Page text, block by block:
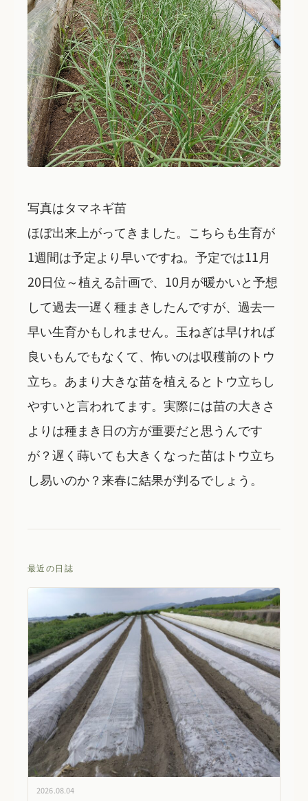
写真はタマネギ苗
ほぼ出来上がってきました。こちらも生育が
1週間は予定より早いですね。予定では11月
20日位～植える計画で、10月が暖かいと予想
して過去一遅く種まきしたんですが、過去一
早い生育かもしれません。玉ねぎは早ければ
良いもんでもなくて、怖いのは収穫前のトウ
立ち。あまり大きな苗を植えるとトウ立ちし
やすいと言われてます。実際には苗の大きさ
よりは種まき日の方が重要だと思うんです
が？遅く蒔いても大きくなった苗はトウ立ち
し易いのか？来春に結果が判るでしょう。
最近の日誌
2026.08.04